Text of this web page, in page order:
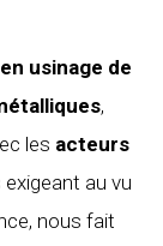
usinage de
,
les acteurs
au vu
nous fait